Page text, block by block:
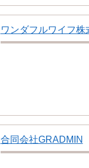
ワンダフルワイフ株
合同会社GRADMIN